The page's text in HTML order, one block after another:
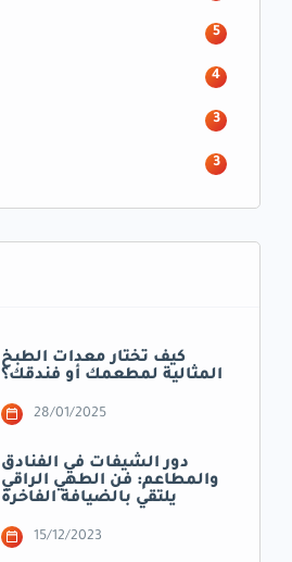
5
4
3
3
كيف تختار معدات الطبخ
المثالية لمطعمك أو فندقك؟
28/01/2025
دور الشيفات في الفنادق
والمطاعم: فن الطهي الراقي
يلتقي بالضيافة الفاخرة
15/12/2023